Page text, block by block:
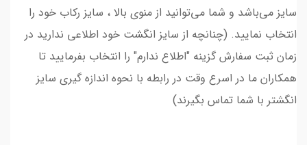
سایز می‌باشد و شما می‌توانید از منوی بالا ، سایز رکاب خود را
انتخاب نمایید. (چنانچه از سایز انگشت خود اطلاعی ندارید در
زمان ثبت سفارش گزینه "اطلاع ندارم" را انتخاب بفرمایید تا
همکاران ما در اسرع وقت در رابطه با نحوه اندازه گیری سایز
انگشتر با شما تماس بگیرند)